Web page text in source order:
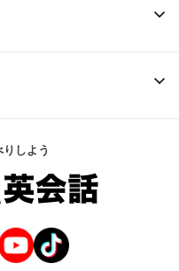
しよう